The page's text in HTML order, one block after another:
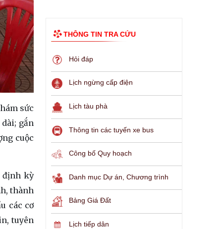
sức
gắn
cuộc
định kỳ
thành
các cơ
tuyên
THÔNG TIN TRA CỨU
Hỏi đáp
Lịch ngừng cấp điện
Lịch tàu phà
Thông tin các tuyến xe bus
Công bố Quy hoạch
Danh mục Dự án, Chương trình
Bảng Giá Đất
Lịch tiếp dân